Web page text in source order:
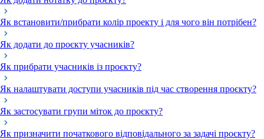
Як встановити/прибрати колір проекту і для чого він потрібен?
Як додати до проєкту учасників?
Як прибрати учасників із проєкту?
Як налаштувати доступи учасників під час створення проєкту?
Як застосувати групи міток до проєкту?
Як призначити початкового відповідального за задачі проєкту?